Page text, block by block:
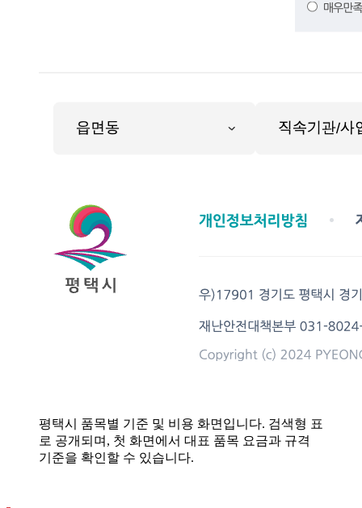
평택시 품목별 기준 및 비용 화면입니다. 검색형 표
로 공개되며, 첫 화면에서 대표 품목 요금과 규격
기준을 확인할 수 있습니다.